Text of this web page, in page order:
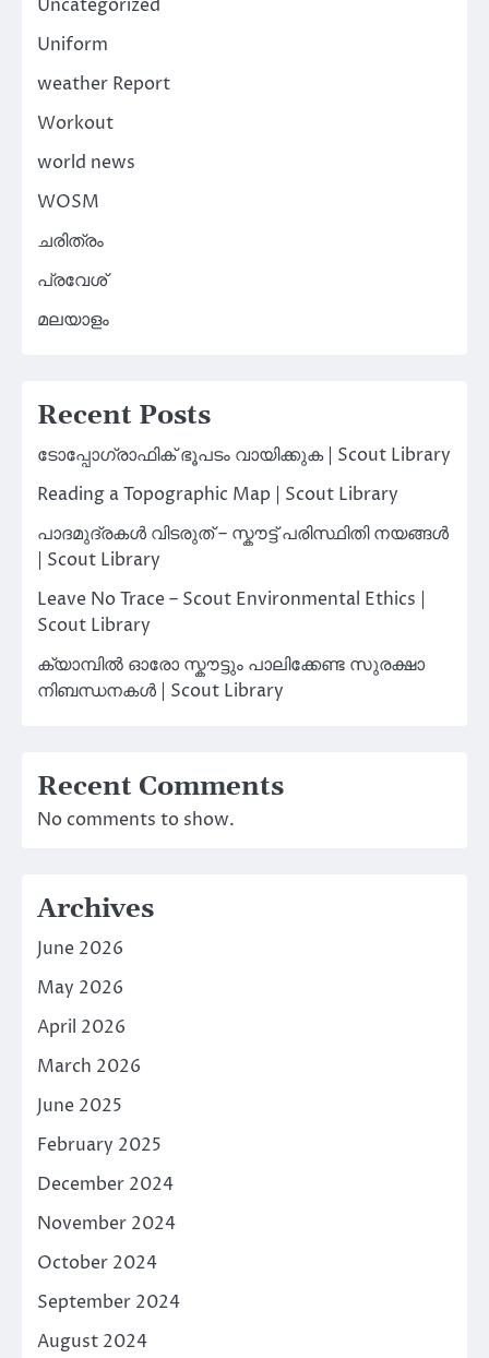
Uncategorized
Uniform
weather Report
Workout
world news
WOSM
ചരിത്രം
പ്രവേശ്
മലയാളം
Recent Posts
ടോപ്പോഗ്രാഫിക് ഭൂപടം വായിക്കുക | Scout Library
Reading a Topographic Map | Scout Library
പാദമുദ്രകൾ വിടരുത് – സ്കൗട്ട് പരിസ്ഥിതി നയങ്ങൾ
| Scout Library
Leave No Trace – Scout Environmental Ethics |
Scout Library
ക്യാമ്പിൽ ഓരോ സ്കൗട്ടും പാലിക്കേണ്ട സുരക്ഷാ
നിബന്ധനകൾ | Scout Library
Recent Comments
No comments to show.
Archives
June 2026
May 2026
April 2026
March 2026
June 2025
February 2025
December 2024
November 2024
October 2024
September 2024
August 2024